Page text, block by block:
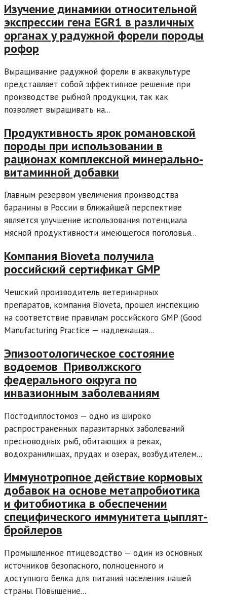
Изучение динамики относительной
экспрессии гена EGR1 в различных
органах у радужной форели породы
рофор
Выращивание радужной форели в аквакультуре
представляет собой эффективное решение при
производстве рыбной продукции, так как
позволяет выращивать на...
Продуктивность ярок романовской
породы при использовании в
рационах комплексной минерально-
витаминной добавки
Главным резервом увеличения производства
баранины в России в ближайшей перспективе
является улучшение использования потенциала
мясной продуктивности имеющегося поголовья...
Компания Bioveta получила
российский сертификат GMP
Чешский производитель ветеринарных
препаратов, компания Bioveta, прошел инспекцию
на соответствие правилам российского GMP (Good
Manufacturing Practice — надлежащая...
Эпизоотологическое состояние
водоемов Приволжского
федерального округа по
инвазионным заболеваниям
Постодиплостомоз — одно из широко
распространенных паразитарных заболеваний
пресноводных рыб, обитающих в реках,
водохранилищах, прудах и озерах, возбудителем...
Иммунотропное действие кормовых
добавок на основе метапробиотика
и фитобиотика в обеспечении
специфического иммунитета цыплят-
бройлеров
Промышленное птицеводство — один из основных
источников безопасного, полноценного и
доступного белка для питания населения нашей
страны. Повышение...